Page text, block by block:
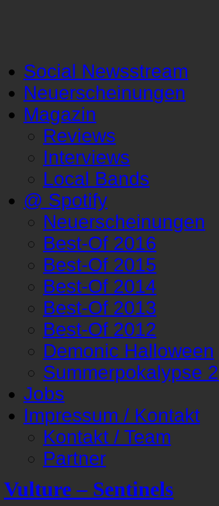
Social Newsstream
Neuerscheinungen
Magazin
Reviews
Interviews
Local Bands
@ Spotify
Neuerscheinungen
Best-Of 2016
Best-Of 2015
Best-Of 2014
Best-Of 2013
Best-Of 2012
Demonic Halloween
Summerpokalypse
Jobs
Impressum / Kontakt
Kontakt / Team
Partner
Vulture – Sentinels